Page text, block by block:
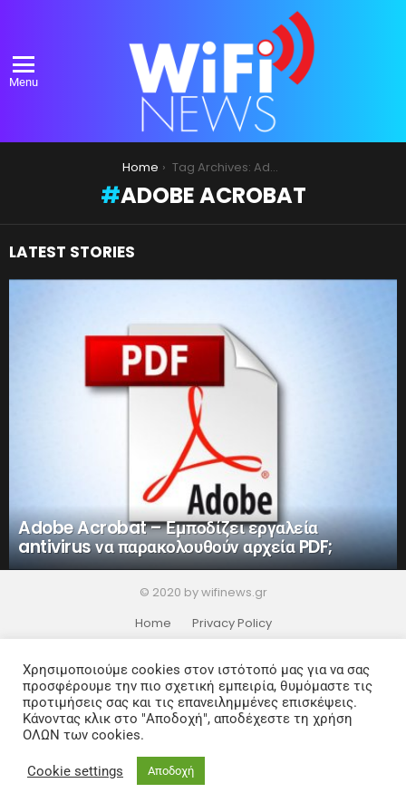
Menu
Home Tag Archives: Adobe Acrobat
ADOBE ACROBAT
LATEST STORIES
Adobe Acrobat – Εμποδίζει εργαλεία
antivirus να παρακολουθούν αρχεία PDF;
© 2020 by wifinews.gr
Home
Privacy Policy
Χρησιμοποιούμε cookies στον ιστότοπό μας για να σας
προσφέρουμε την πιο σχετική εμπειρία, θυμόμαστε τις
προτιμήσεις σας και τις επανειλημμένες επισκέψεις.
Κάνοντας κλικ στο "Αποδοχή", αποδέχεστε τη χρήση
ΟΛΩΝ των cookies.
Cookie settings Αποδοχή